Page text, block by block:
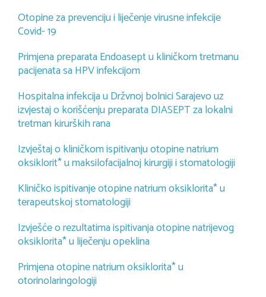
Otopine za prevenciju i liječenje virusne infekcije
Covid- 19
Primjena preparata Endoasept u kliničkom tretmanu
pacijenata sa HPV infekcijom
Hospitalna infekcija u Držvnoj bolnici Sarajevo uz
izvjestaj o korišćenju preparata DIASEPT za lokalni
tretman kirurških rana
Izvještaj o kliničkom ispitivanju otopine natrium
oksiklorit* u maksilofacijalnoj kirurgiji i stomatologiji
Kliničko ispitivanje otopine natrium oksiklorita* u
terapeutskoj stomatologiji
Izvješće o rezultatima ispitivanja otopine natrijevog
oksiklorita* u liječenju opeklina
Primjena otopine natrium oksiklorita* u
otorinolaringologiji